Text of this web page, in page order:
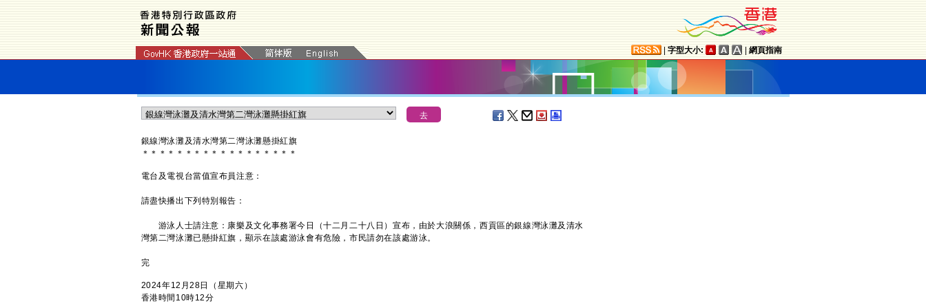
字型大小: 網頁指南
銀線灣泳灘及清水灣第二灣泳灘懸掛紅旗
＊ ＊ ＊ ＊ ＊ ＊ ＊ ＊ ＊ ＊ ＊ ＊ ＊ ＊ ＊ ＊ ＊ ＊
電台及電視台當值宣布員注意：
請盡快播出下列特別報告：
游泳人士請注意：康樂及文化事務署今日（十二月二十八日）宣布，由於大浪關係，西貢區的銀線灣泳灘及清水
灣第二灣泳灘已懸掛紅旗，顯示在該處游泳會有危險，市民請勿在該處游泳。
完
2024年12月28日（星期六）
香港時間10時12分